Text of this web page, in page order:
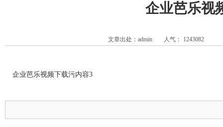
企业芭乐视
文章出处：admin 人气： 1243082
企业芭乐视频下载污内容3